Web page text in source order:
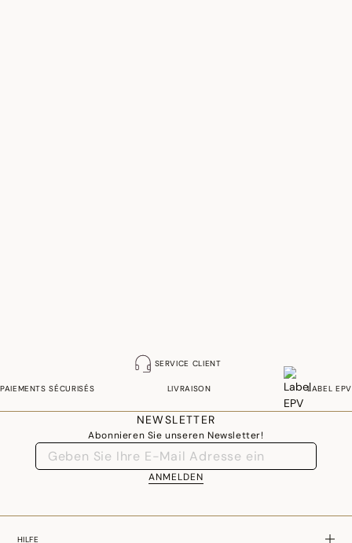
SERVICE CLIENT
PAIEMENTS SÉCURISÉS LIVRAISON LABEL EPV
NEWSLETTER
Abonnieren Sie unseren Newsletter!
ANMELDEN
HILFE